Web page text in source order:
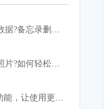
苹果手机备忘录怎么恢复数据?备忘录删除怎么恢复？
如何找回手机相册删除的照片?如何轻松快速恢复？
苹果手机开发“丢失找回”功能，让使用更加安心！